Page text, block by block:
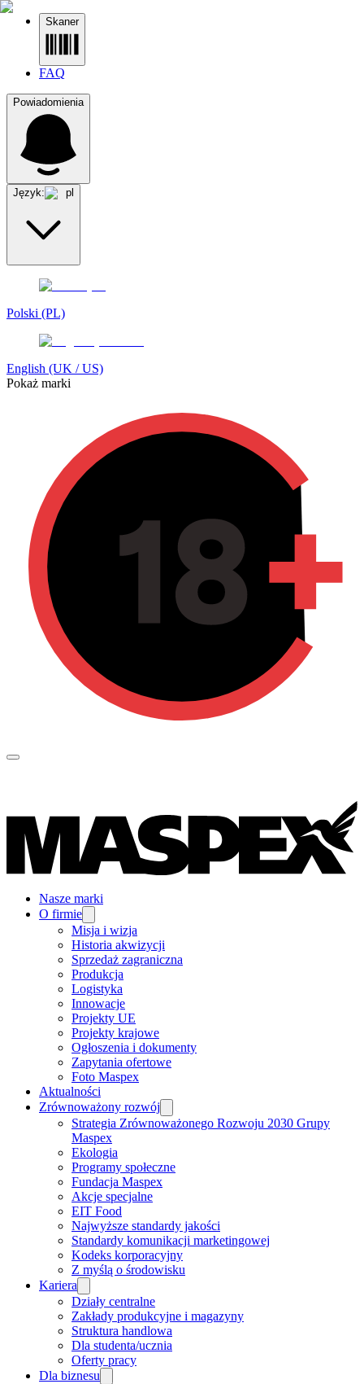
Skaner
FAQ
Powiadomienia
Język: pl
Polski (PL)
English (UK / US)
Pokaż marki
Nasze marki
O firmie
Misja i wizja
Historia akwizycji
Sprzedaż zagraniczna
Produkcja
Logistyka
Innowacje
Projekty UE
Projekty krajowe
Ogłoszenia i dokumenty
Zapytania ofertowe
Foto Maspex
Aktualności
Zrównoważony rozwój
Strategia Zrównoważonego Rozwoju 2030 Grupy
Maspex
Ekologia
Programy społeczne
Fundacja Maspex
Akcje specjalne
EIT Food
Najwyższe standardy jakości
Standardy komunikacji marketingowej
Kodeks korporacyjny
Z myślą o środowisku
Kariera
Działy centralne
Zakłady produkcyjne i magazyny
Struktura handlowa
Dla studenta/ucznia
Oferty pracy
Dla biznesu